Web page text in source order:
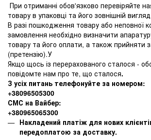
При отриманні обов'язково перевіряйте
товару в упаковці та його зовнішній
В разі пошкодження товару або неповної
замовлення необхідно визначити
товару та його оплати, а також прийняти
(претензію).У
Якщо щось із перерахованого сталося -
повідомте нам про те, що сталося.
З усіх питань телефонуйте за номером:
+38096505300
СМС на Вайбер:
+380965065300
Накладений платіж для нових
передоплатою за доставку.